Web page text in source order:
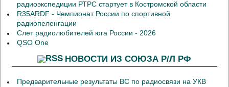
радиоэкспедиции РТРС стартует в Костромской области
R35ARDF - Чемпионат России по спортивной
радиопеленгации
Слет радиолюбителей юга России - 2026
QSO One
НОВОСТИ ИЗ СОЮЗА Р/Л РФ
Предварительные результаты ВС по радиосвязи на УКВ